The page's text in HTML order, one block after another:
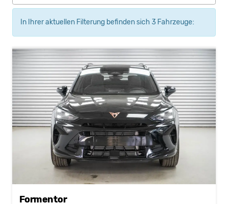
In Ihrer aktuellen Filterung befinden sich 3 Fahrzeuge:
Formentor